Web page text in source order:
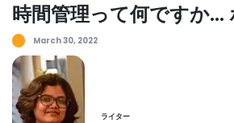
時間管理って何ですか...
March 30, 2022
ライター